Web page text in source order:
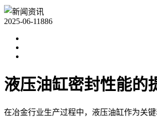
2025-06-11886
液压油缸密封性能的
在冶金行业生产过程中，液压油缸作为关